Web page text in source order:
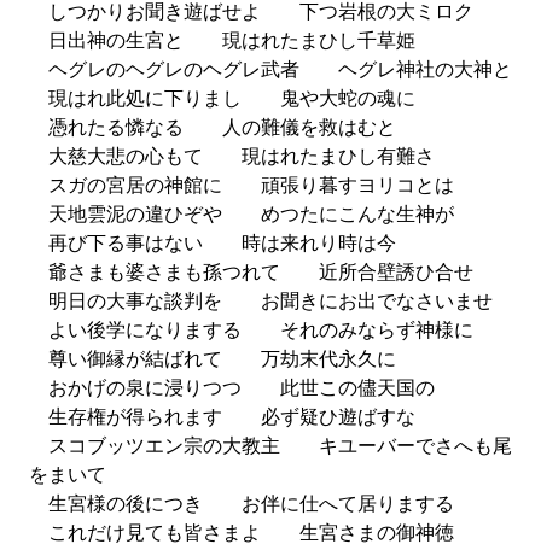
しつかりお聞き遊ばせよ 下つ岩根の大ミロク
日出神の生宮と 現はれたまひし千草姫
ヘグレのヘグレのヘグレ武者 ヘグレ神社の大神と
現はれ此処に下りまし 鬼や大蛇の魂に
憑れたる憐なる 人の難儀を救はむと
大慈大悲の心もて 現はれたまひし有難さ
スガの宮居の神館に 頑張り暮すヨリコとは
天地雲泥の違ひぞや めつたにこんな生神が
再び下る事はない 時は来れり時は今
爺さまも婆さまも孫つれて 近所合壁誘ひ合せ
明日の大事な談判を お聞きにお出でなさいませ
よい後学になりまする それのみならず神様に
尊い御縁が結ばれて 万劫末代永久に
おかげの泉に浸りつつ 此世この儘天国の
生存権が得られます 必ず疑ひ遊ばすな
スコブッツエン宗の大教主 キユーバーでさへも尾
をまいて
生宮様の後につき お伴に仕へて居りまする
これだけ見ても皆さまよ 生宮さまの御神徳